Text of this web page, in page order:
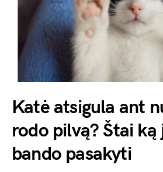
Katė atsigula ant
rodo pilvą? Štai ką
bando pasakyti